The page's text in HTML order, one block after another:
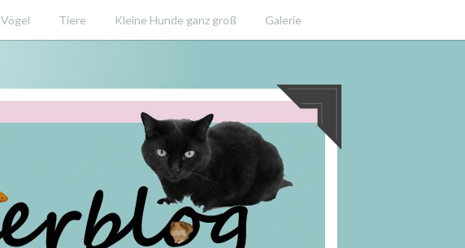
Vögel Tiere Kleine Hunde ganz groß Galerie